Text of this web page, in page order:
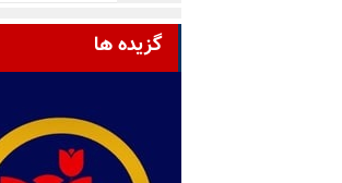
گزیده ها